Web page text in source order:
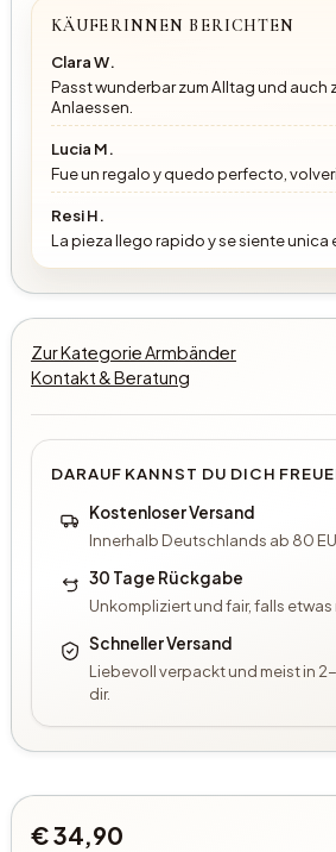
KÄUFERINNEN BERICHTEN
Clara W.
Passt wunderbar zum Alltag und auch
Anlaessen.
Lucia M.
Fue un regalo y quedo perfecto,
Resi H.
La pieza llego rapido y se siente unica
Zur Kategorie Armbänder
Kontakt & Beratung
DARAUF KANNST DU DICH
Kostenloser Versand
Innerhalb Deutschlands ab 80
30 Tage Rückgabe
Unkompliziert und fair, falls
Schneller Versand
Liebevoll verpackt und meist in
dir.
€ 34,90